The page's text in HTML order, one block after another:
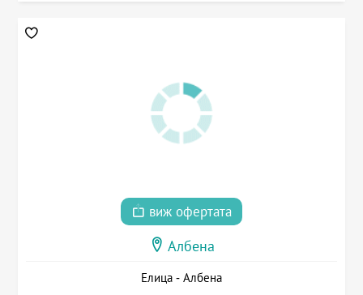
виж офертата
Албена
Елица - Албена